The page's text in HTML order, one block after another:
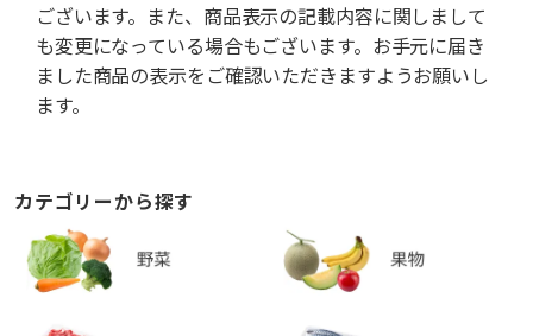
ございます。また、商品表示の記載内容に関しまして
も変更になっている場合もございます。お手元に届き
ました商品の表示をご確認いただきますようお願いし
ます。
カテゴリーから探す